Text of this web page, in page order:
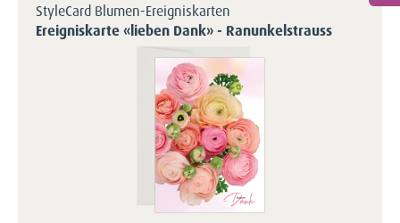
StyleCard Blumen-Ereigniskarten
Ereigniskarte «lieben Dank» - Ranunkelstrauss